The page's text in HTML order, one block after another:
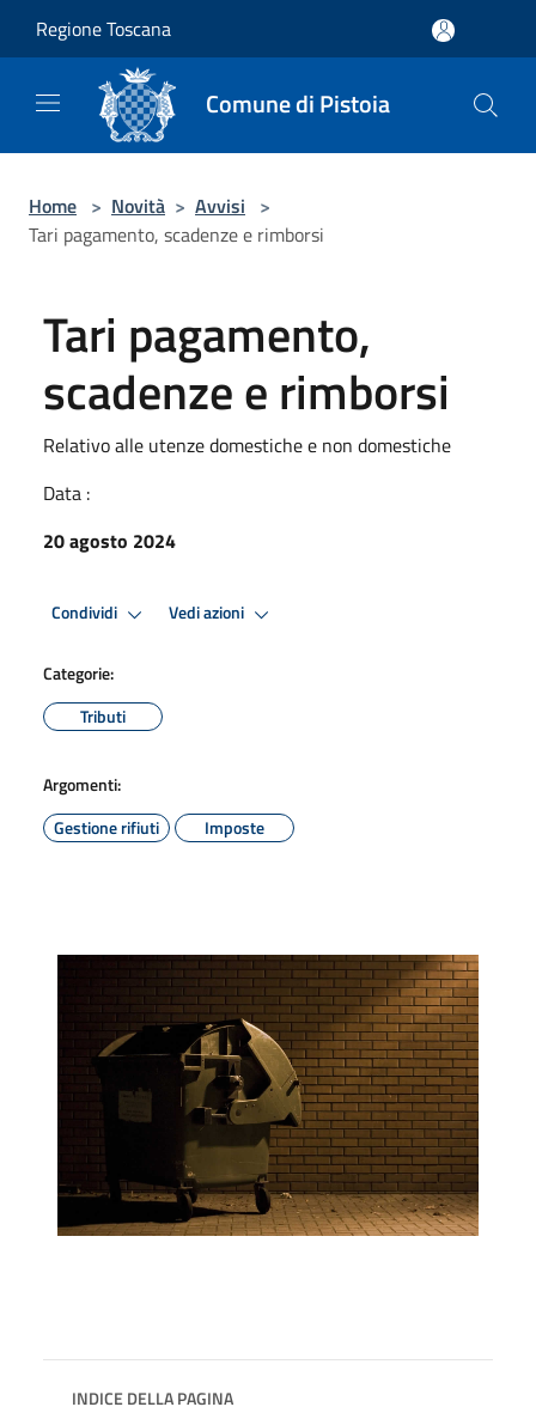
Regione Toscana
Comune di Pistoia
Home > Novità > Avvisi >
Tari pagamento, scadenze e rimborsi
Tari pagamento,
scadenze e rimborsi
Relativo alle utenze domestiche e non domestiche
Data :
20 agosto 2024
Condividi Vedi azioni
Categorie:
Tributi
Argomenti:
Gestione rifiuti
Imposte
INDICE DELLA PAGINA